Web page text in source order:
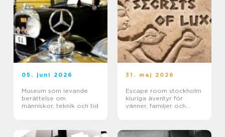
05. juni 2026
Museum som levande
berättelse om
människor, teknik och tid
31. maj 2026
Escape room stockholm
kluriga äventyr för
vänner, familjer och